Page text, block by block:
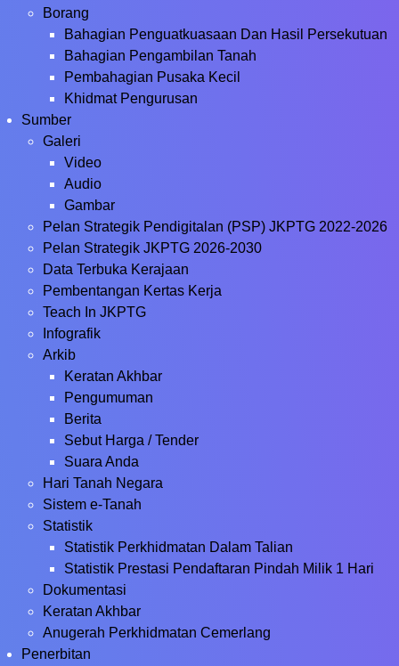
Borang
Bahagian Penguatkuasaan Dan Hasil Persekutuan
Bahagian Pengambilan Tanah
Pembahagian Pusaka Kecil
Khidmat Pengurusan
Sumber
Galeri
Video
Audio
Gambar
Pelan Strategik Pendigitalan (PSP) JKPTG 2022-2026
Pelan Strategik JKPTG 2026-2030
Data Terbuka Kerajaan
Pembentangan Kertas Kerja
Teach In JKPTG
Infografik
Arkib
Keratan Akhbar
Pengumuman
Berita
Sebut Harga / Tender
Suara Anda
Hari Tanah Negara
Sistem e-Tanah
Statistik
Statistik Perkhidmatan Dalam Talian
Statistik Prestasi Pendaftaran Pindah Milik 1 Hari
Dokumentasi
Keratan Akhbar
Anugerah Perkhidmatan Cemerlang
Penerbitan